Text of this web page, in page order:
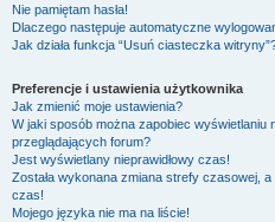
Nie pamiętam hasła!
Dlaczego następuje automatyczne
Jak działa funkcja “Usuń ciasteczka
Preferencje i ustawienia użytkownika
Jak zmienić moje ustawienia?
W jaki sposób można zapobiec
przeglądających forum?
Jest wyświetlany nieprawidłowy czas!
Została wykonana zmiana strefy czasowej,
czas!
Mojego języka nie ma na liście!